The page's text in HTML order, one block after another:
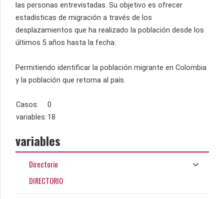
las personas entrevistadas. Su objetivo es ofrecer
estadísticas de migración a través de los
desplazamientos que ha realizado la población desde los
últimos 5 años hasta la fecha.
Permitiendo identificar la población migrante en Colombia
y la población que retorna al país.
Casos:
0
variables: 18
variables
Directorio
DIRECTORIO